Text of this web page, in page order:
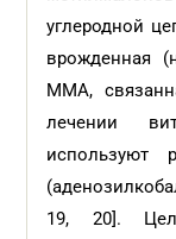
углеродной
врожденная
ММА,
лечении
используют
19, 20].